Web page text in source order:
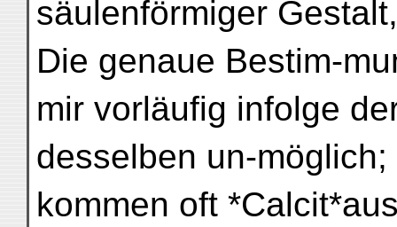
säulenförmiger
Die genaue Bestim-
mir vorläufig infolge
desselben un-
kommen oft